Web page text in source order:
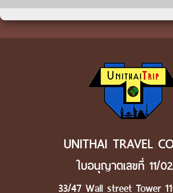
UNITHAI TRAVEL
ใบอนุญาตเลขที่ 11/
33/47 Wall street Tower